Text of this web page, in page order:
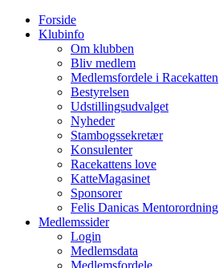
Forside
Klubinfo
Om klubben
Bliv medlem
Medlemsfordele i Racekatten
Bestyrelsen
Udstillingsudvalget
Nyheder
Stambogssekretær
Konsulenter
Racekattens love
KatteMagasinet
Sponsorer
Felis Danicas Mentorordning
Medlemssider
Login
Medlemsdata
Medlemsfordele